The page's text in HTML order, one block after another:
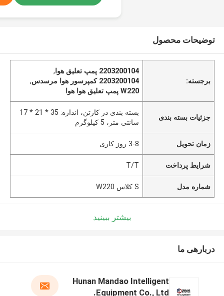
توضیحات محصول
برجسته:
2203200104 پمپ تعلیق هوا
,
2203200104 کمپرسور هوا مرسدس
,
W220 پمپ تعلیق هوا هوا
جزئیات بسته بندی
بسته بندی در کارتن، اندازه: 35 * 21 * 17
سانتی متر، 5 کیلوگرم
زمان تحویل 3-8 روز کاری
شرایط پرداخت T/T
شماره مدل S کلاس W220
بیشتر ببینید
دربارهی ما
Hunan Mandao Intelligent
Equipment Co., Ltd.